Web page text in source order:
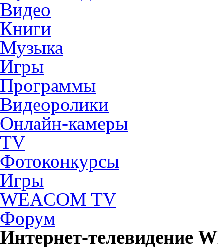
Видео
Книги
Музыка
Игры
Программы
Видеоролики
Онлайн-камеры
TV
Фотоконкурсы
Игры
WEACOM TV
Форум
Интернет-телевидение